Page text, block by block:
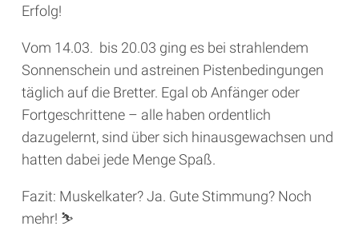
Erfolg!
Vom 14.03. bis 20.03 ging es bei strahlendem
Sonnenschein und astreinen Pistenbedingungen
täglich auf die Bretter. Egal ob Anfänger oder
Fortgeschrittene – alle haben ordentlich
dazugelernt, sind über sich hinausgewachsen und
hatten dabei jede Menge Spaß.
Fazit: Muskelkater? Ja. Gute Stimmung? Noch
mehr! ⛷️